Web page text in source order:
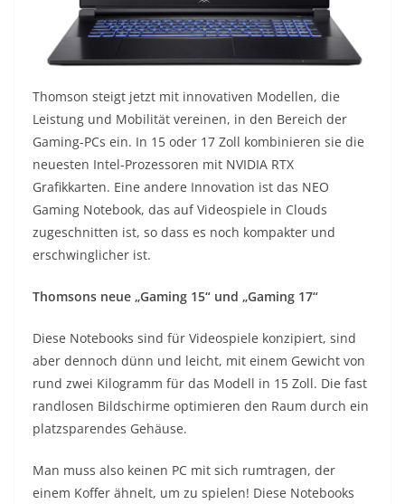
Thomson steigt jetzt mit innovativen Modellen, die
Leistung und Mobilität vereinen, in den Bereich der
Gaming-PCs ein. In 15 oder 17 Zoll kombinieren sie die
neuesten Intel-Prozessoren mit NVIDIA RTX
Grafikkarten. Eine andere Innovation ist das NEO
Gaming Notebook, das auf Videospiele in Clouds
zugeschnitten ist, so dass es noch kompakter und
erschwinglicher ist.
Thomsons neue „Gaming 15“ und „Gaming 17“
Diese Notebooks sind für Videospiele konzipiert, sind
aber dennoch dünn und leicht, mit einem Gewicht von
rund zwei Kilogramm für das Modell in 15 Zoll. Die fast
randlosen Bildschirme optimieren den Raum durch ein
platzsparendes Gehäuse.
Man muss also keinen PC mit sich rumtragen, der
einem Koffer ähnelt, um zu spielen! Diese Notebooks